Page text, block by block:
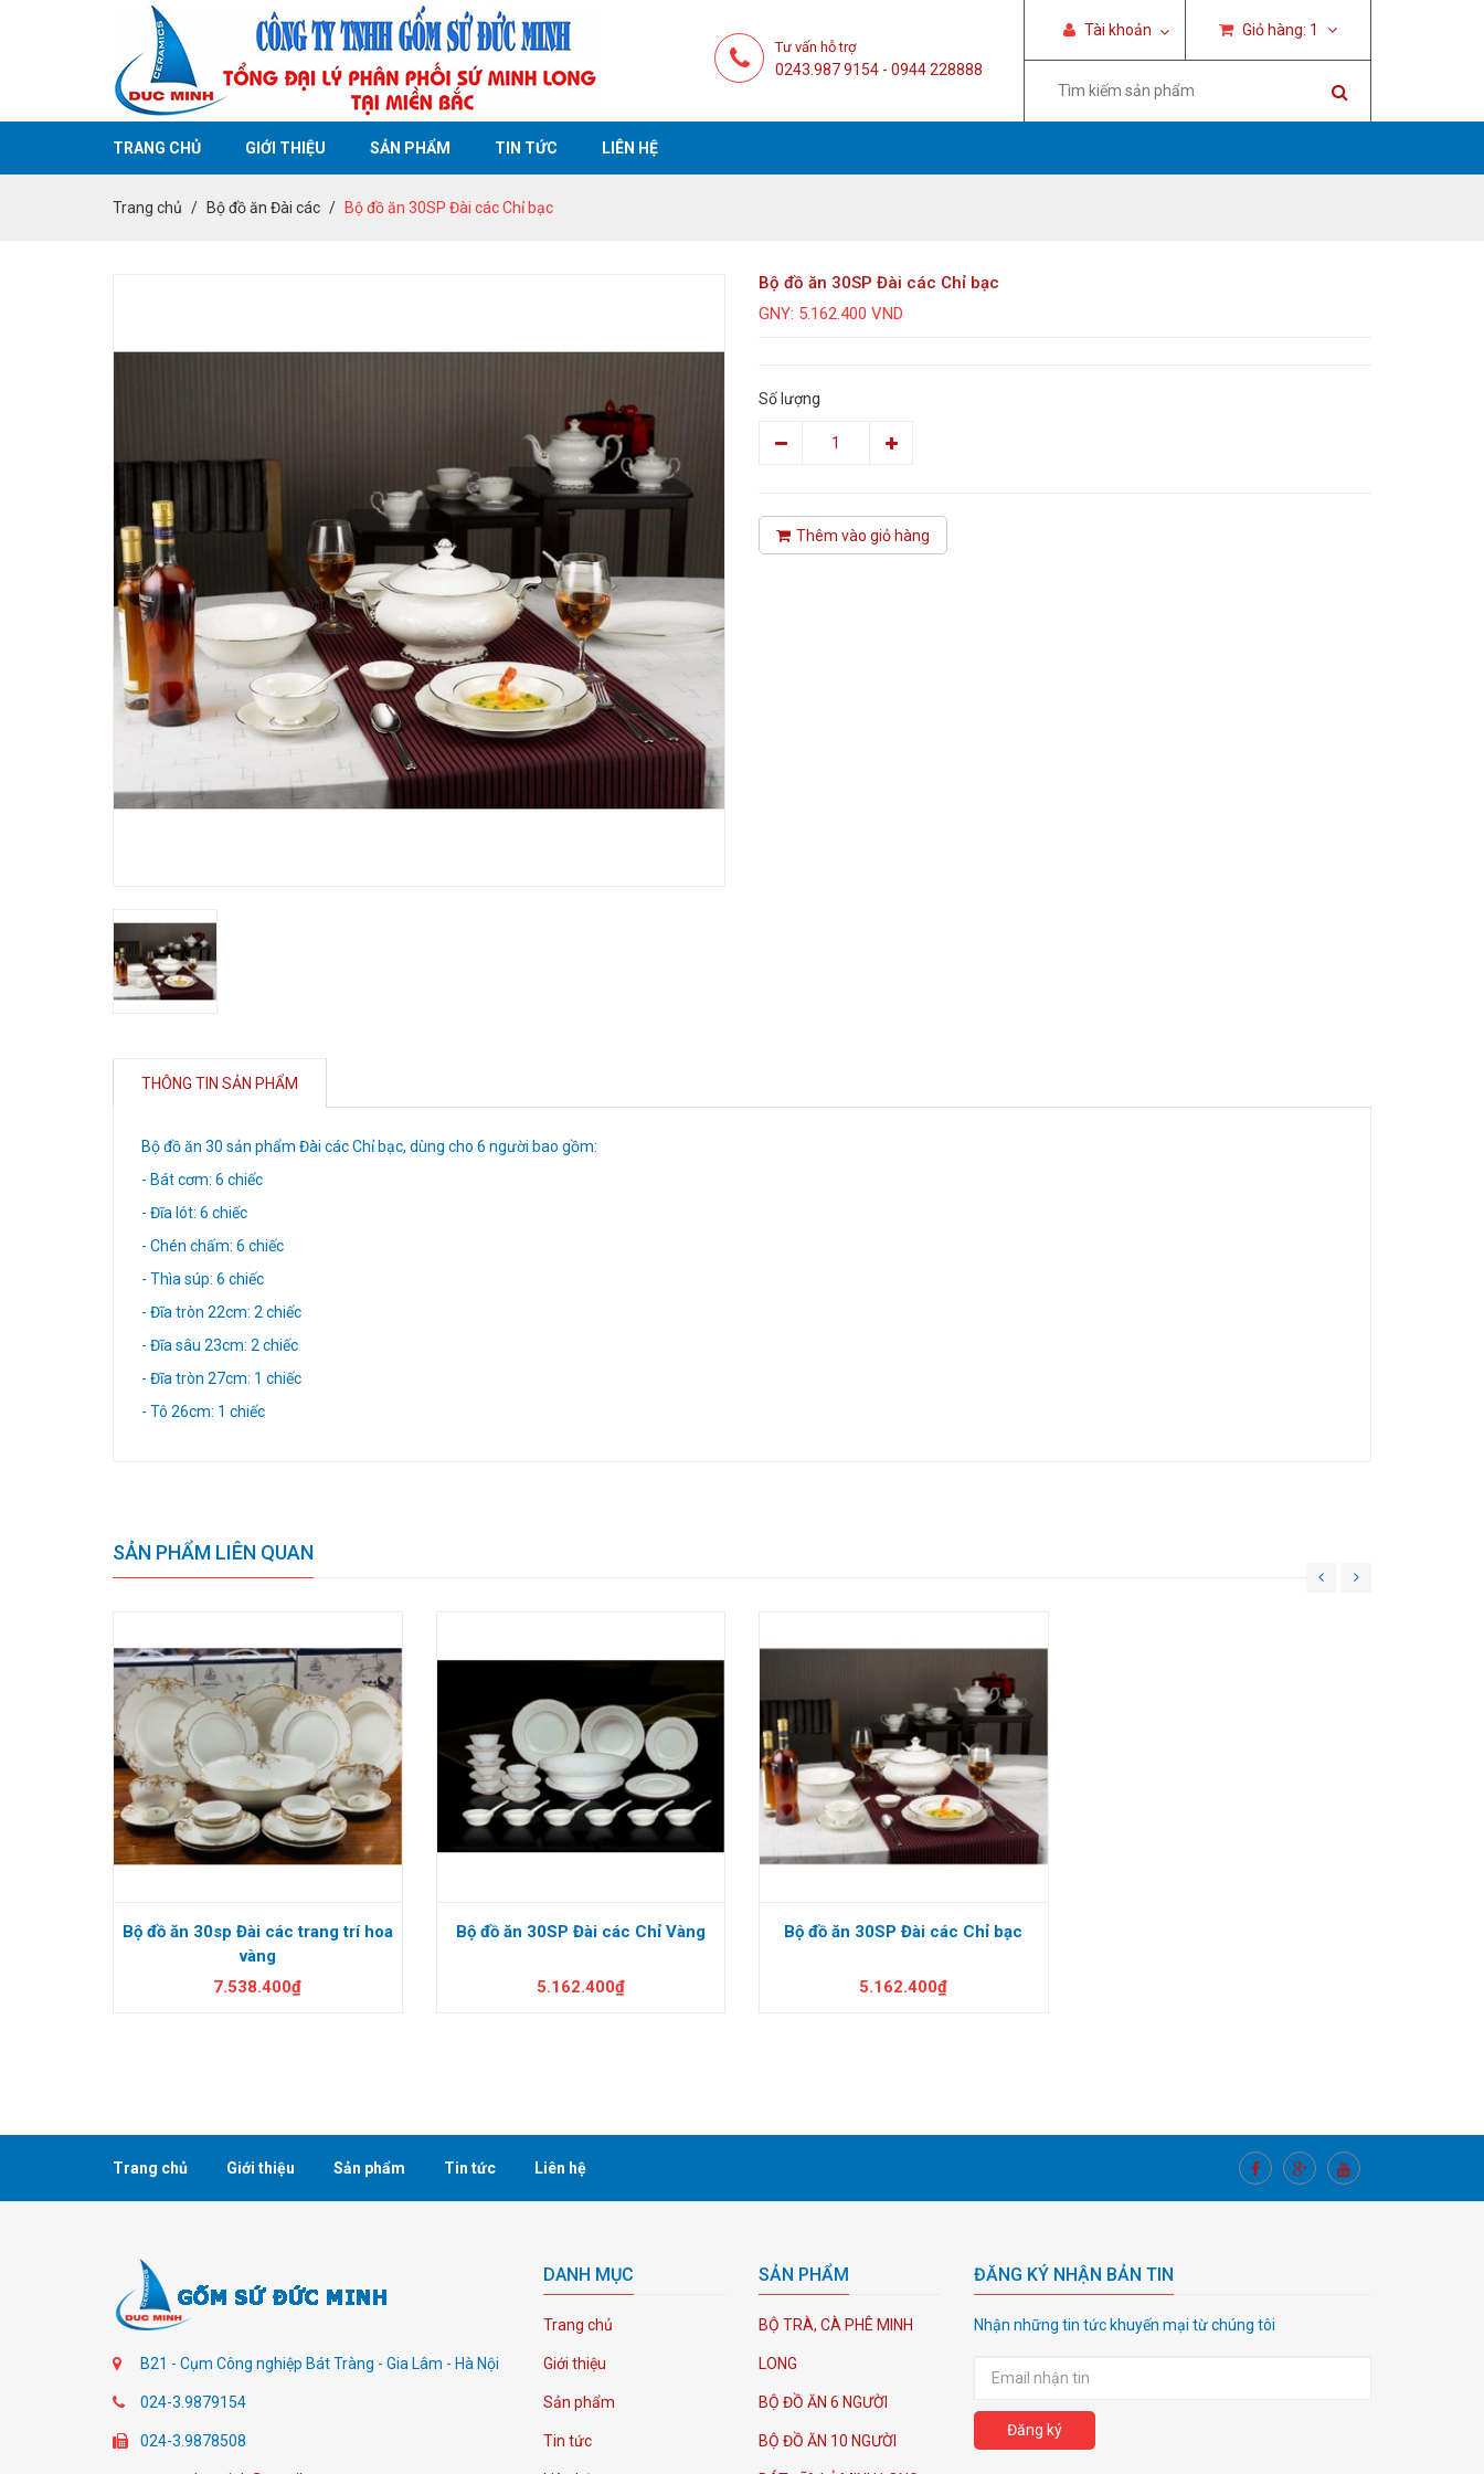
Tài khoản Giỏ hàng: 1
Tư vấn hỗ trợ
0243.987 9154 - 0944 228888
TRANG CHỦ GIỚI THIỆU SẢN PHẨM TIN TỨC LIÊN HỆ
Trang chủ Bộ đồ ăn Đài các Bộ đồ ăn 30SP Đài các Chỉ bạc
Bộ đồ ăn 30SP Đài các Chỉ bạc
GNY: 5.162.400 VND
Số lượng
Thêm vào giỏ hàng
THÔNG TIN SẢN PHẨM
Bộ đồ ăn 30 sản phẩm Đài các Chỉ bạc, dùng cho 6 người bao gồm:
- Bát cơm: 6 chiếc
- Đĩa lót: 6 chiếc
- Chén chấm: 6 chiếc
- Thìa súp: 6 chiếc
- Đĩa tròn 22cm: 2 chiếc
- Đĩa sâu 23cm: 2 chiếc
- Đĩa tròn 27cm: 1 chiếc
- Tô 26cm: 1 chiếc
SẢN PHẨM LIÊN QUAN
Bộ đồ ăn 30sp Đài các trang trí hoa
vàng
7.538.400₫
Bộ đồ ăn 30SP Đài các Chỉ Vàng
5.162.400₫
Bộ đồ ăn 30SP Đài các Chỉ bạc
5.162.400₫
Trang chủ Giới thiệu Sản phẩm Tin tức Liên hệ
B21 - Cụm Công nghiệp Bát Tràng - Gia Lâm - Hà Nội
024-3.9879154
024-3.9878508
DANH MỤC
Trang chủ
Giới thiệu
Sản phẩm
Tin tức
SẢN PHẨM
BỘ TRÀ, CÀ PHÊ MINH
LONG
BỘ ĐỒ ĂN 6 NGƯỜI
BỘ ĐỒ ĂN 10 NGƯỜI
ĐĂNG KÝ NHẬN BẢN TIN
Nhận những tin tức khuyến mại từ chúng tôi
Đăng ký